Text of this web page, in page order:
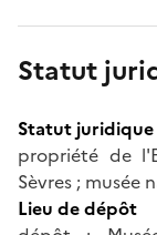
Statut
Statut juridique
propriété de
Sèvres ; musée
Lieu de dépôt